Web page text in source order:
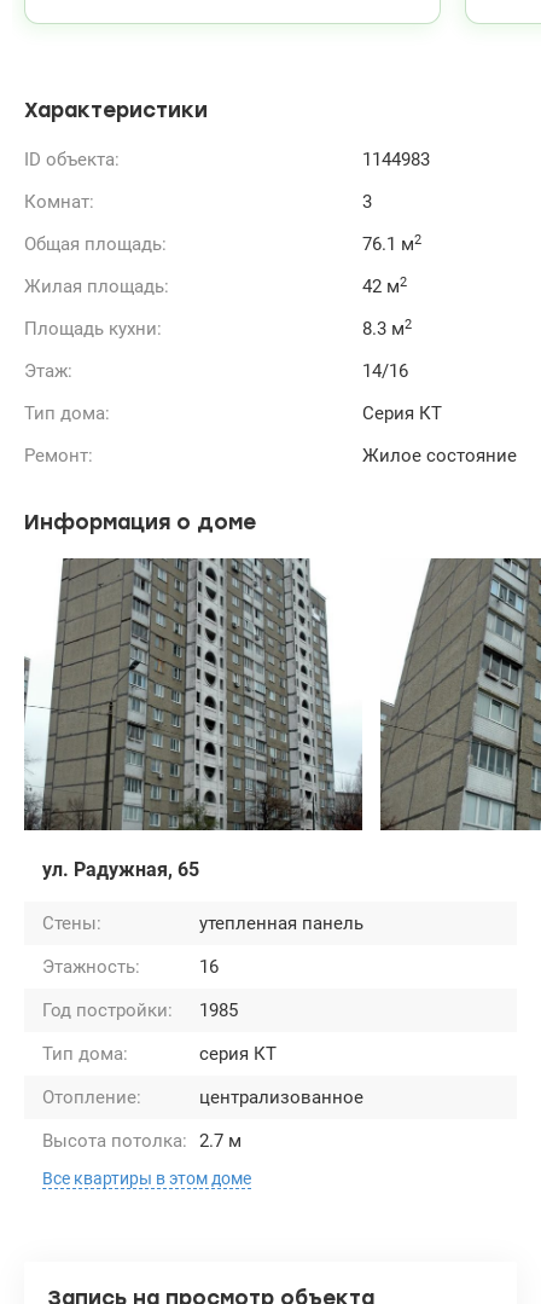
Характеристики
ID объекта:
1144983
Комнат:
3
Общая площадь:
76.1 м2
Жилая площадь: 42 м2
Площадь кухни: 8.3 м2
Этаж:
14/16
Тип дома:
Серия КТ
Ремонт:
Жилое состояние
Информация о доме
ул. Радужная, 65
Стены:
утепленная панель
Этажность:
16
Год постройки:
1985
Тип дома:
серия КТ
Отопление:
централизованное
Высота потолка:
2.7 м
Все квартиры в этом доме
Запись на просмотр объекта